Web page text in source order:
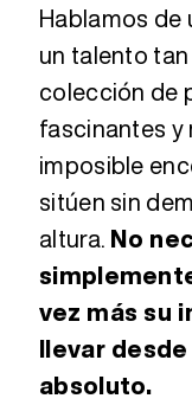
Hablamos de
un talento
colección de
fascinantes y
imposible
sitúen sin
altura. No
vez más su
llevar
absoluto.